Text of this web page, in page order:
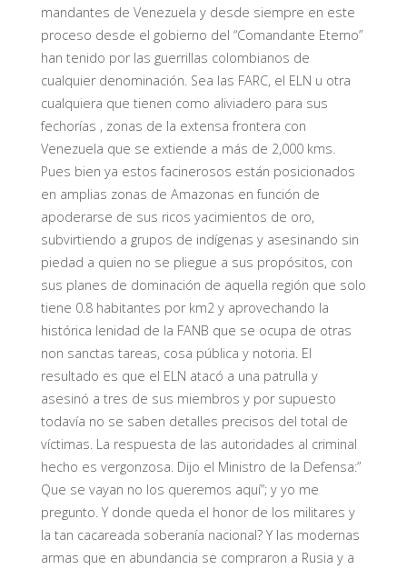
mandantes de Venezuela y desde siempre en este
proceso desde el gobierno del “Comandante Eterno”
han tenido por las guerrillas colombianos de
cualquier denominación. Sea las FARC, el ELN u otra
cualquiera que tienen como aliviadero para sus
fechorías , zonas de la extensa frontera con
Venezuela que se extiende a más de 2,000 kms.
Pues bien ya estos facinerosos están posicionados
en amplias zonas de Amazonas en función de
apoderarse de sus ricos yacimientos de oro,
subvirtiendo a grupos de indígenas y asesinando sin
piedad a quien no se pliegue a sus propósitos, con
sus planes de dominación de aquella región que solo
tiene 0.8 habitantes por km2 y aprovechando la
histórica lenidad de la FANB que se ocupa de otras
non sanctas tareas, cosa pública y notoria. El
resultado es que el ELN atacó a una patrulla y
asesinó a tres de sus miembros y por supuesto
todavía no se saben detalles precisos del total de
víctimas. La respuesta de las autoridades al criminal
hecho es vergonzosa. Dijo el Ministro de la Defensa:”
Que se vayan no los queremos aquí”; y yo me
pregunto. Y donde queda el honor de los militares y
la tan cacareada soberanía nacional? Y las modernas
armas que en abundancia se compraron a Rusia y a